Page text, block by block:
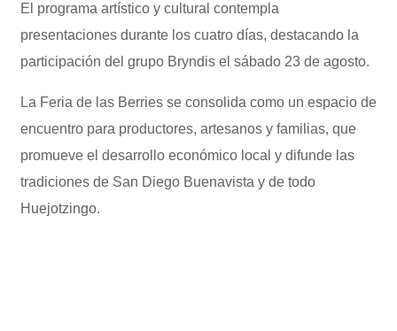
El programa artístico y cultural contempla
presentaciones durante los cuatro días, destacando la
participación del grupo Bryndis el sábado 23 de agosto.
La Feria de las Berries se consolida como un espacio de
encuentro para productores, artesanos y familias, que
promueve el desarrollo económico local y difunde las
tradiciones de San Diego Buenavista y de todo
Huejotzingo.